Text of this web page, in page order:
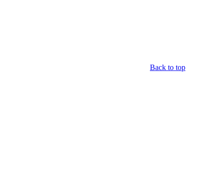
Back to top